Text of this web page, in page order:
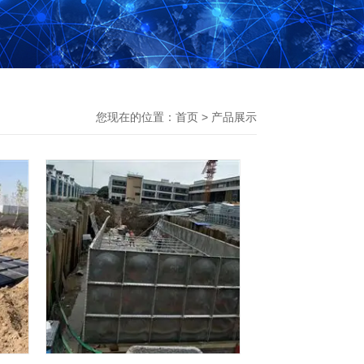
您现在的位置： 首页 > 产品展示